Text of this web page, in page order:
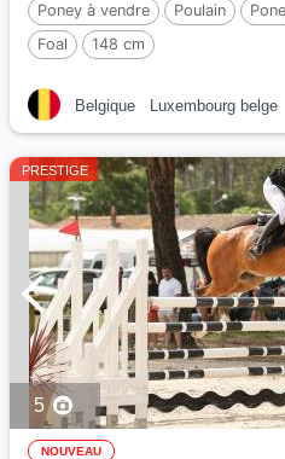
Poney à vendre Poulain
Foal
148 cm
Belgique Luxembourg belge
PRESTIGE
5
NOUVEAU